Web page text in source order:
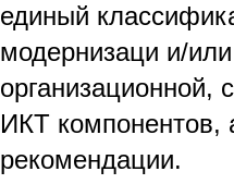
единый
модернизаци и/
организационной,
ИКТ компонентов,
рекомендации.